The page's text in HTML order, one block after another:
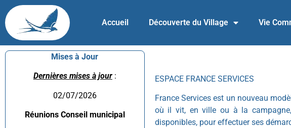
Accueil Découverte du Village Vie
Mises à Jour
Dernières mises à jour:
02/07/2026
Réunions Conseil municipal
ESPACE FRANCE SERVICES
France Services est un nouveau
où il vit, en ville ou à la campagne,
disponibles, pour effectuer ses